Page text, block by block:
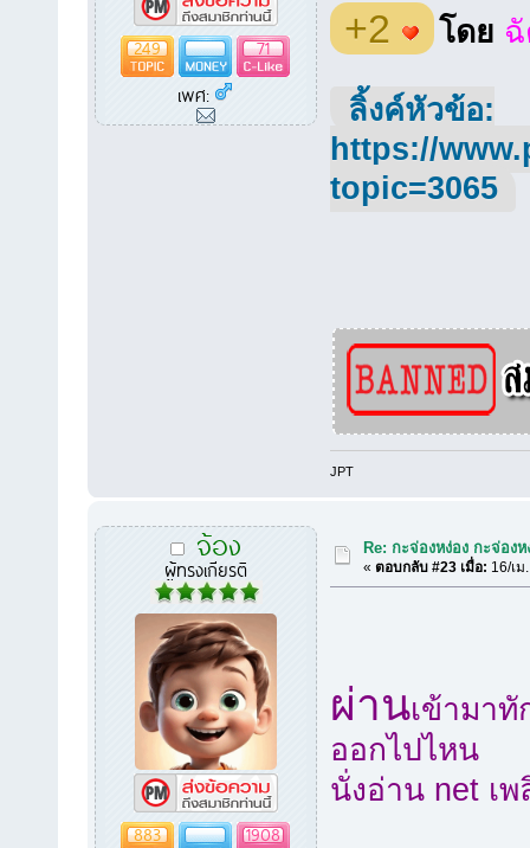
249
71
เพศ:
+2 โดย
ลิ้งค์หัวข้อ:
https://
topic=3065
JPT
จ้อง
ผู้ทรงเกียรติ
883
1908
Re: กะจ่องหง่อง กะจ่องห
«ตอบกลับ #23 เมื่อ: 16/เ
ผ่านเข้ามา
ออกไปไหน
นั่งอ่าน net เ